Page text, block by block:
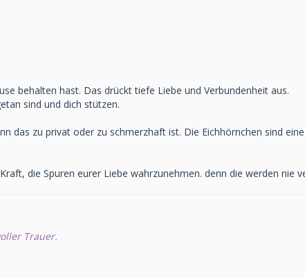
behalten hast. Das drückt tiefe Liebe und Verbundenheit aus.
sind und dich stützen.
das zu privat oder zu schmerzhaft ist. Die Eichhörnchen sind
die Spuren eurer Liebe wahrzunehmen. denn die werden nie
Trauer.